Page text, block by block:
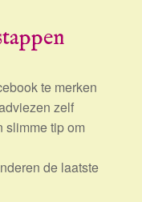
te merken
zelf
slimme tip om
de laatste